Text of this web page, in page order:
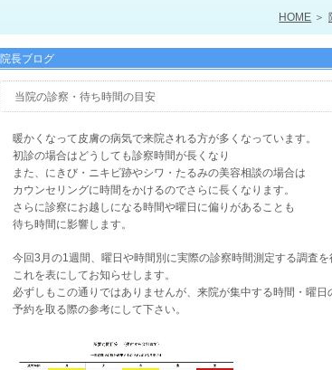
HOME
院長ブログ
当院の診察・待ち時間の目安
暖かくなって皮膚の病気で来院される方が多くなっています。
初診の場合はどうしても診察時間が長くなり
また、にきび・ニキビ跡やシワ・たるみの美容相談の場合は
カウンセリングに時間をかけるのでさらに長くなります。
さらに診察にお越しになる時間や曜日に偏りがあることも
待ち時間に影響します。
今回3月の1週間、曜日や時間別に実際の診察時間測定する調査を
これを表にしてお知らせします。
必ずしもこの通りではありませんが、来院が集中する時間・曜
予約を取る際の参考にして下さい。